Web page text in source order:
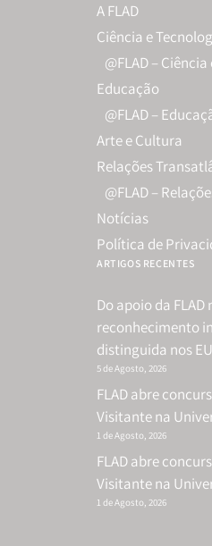
A FLAD
Ciência e
@FLAD –
Educação
@FLAD –
Arte e Cultura
Relações
@FLAD –
Notícias
Política de
ARTIGOS RECENTES
Do apoio da FLAD
reconhecimento
distinguida nos
5 de Agosto, 2026
FLAD abre
Visitante na
1 de Agosto, 2026
FLAD abre
Visitante na
1 de Agosto, 2026